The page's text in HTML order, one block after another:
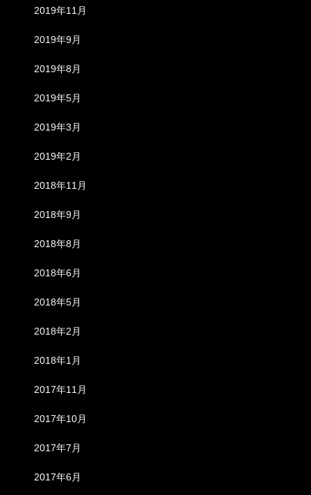
2019年11月
2019年9月
2019年8月
2019年5月
2019年3月
2019年2月
2018年11月
2018年9月
2018年8月
2018年6月
2018年5月
2018年2月
2018年1月
2017年11月
2017年10月
2017年7月
2017年6月